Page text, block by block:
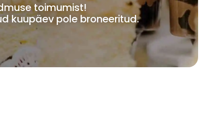
toimumist!
kuupäev pole broneeritud.